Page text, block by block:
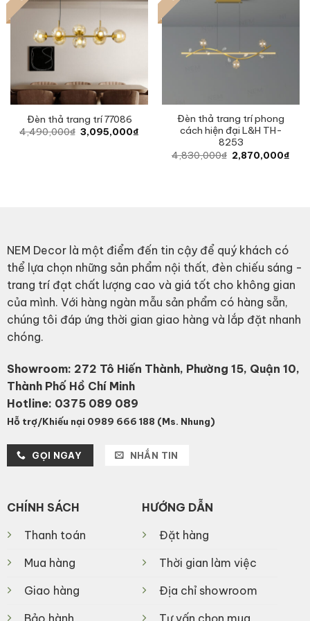
Đèn thả trang trí 77086
4,490,000₫ Original
price
3,095,000₫
3,095,000₫.
Đèn thả trang trí phong
cách hiện đại L&H TH-
8253
4,830,000₫ Original
price
2,870,000₫
NEM Decor là một điểm đến tin cậy để quý khách có
thể lựa chọn những sản phẩm nội thất, đèn chiếu sáng -
trang trí đạt chất lượng cao và giá tốt cho không gian
của mình. Với hàng ngàn mẫu sản phẩm có hàng sẵn,
chúng tôi đáp ứng thời gian giao hàng và lắp đặt nhanh
chóng.
Showroom: 272 Tô Hiến Thành, Phường 15, Quận 10,
Thành Phố Hồ Chí Minh
Hotline: 0375 089 089
Hỗ trợ/Khiếu nại 0989 666 188 (Ms. Nhung)
GỌI NGAY NHẮN TIN
CHÍNH SÁCH
Thanh toán
Mua hàng
Giao hàng
HƯỚNG DẪN
Đặt hàng
Thời gian làm việc
Địa chỉ showroom